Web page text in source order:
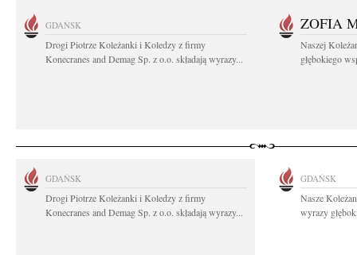
GDAŃSK
Drogi Piotrze Koleżanki i Koledzy z firmy
Konecranes and Demag Sp. z o.o. składają wyrazy...
ZOFIA
Naszej
głębokiego
GDAŃSK
Drogi Piotrze Koleżanki i Koledzy z firmy
Konecranes and Demag Sp. z o.o. składają wyrazy...
GDAŃSK
Nasze
wyrazy